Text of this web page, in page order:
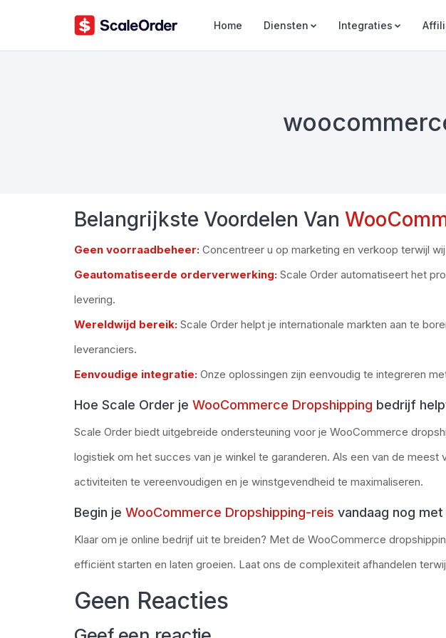
Home Diensten Integraties
Belangrijkste Voordelen Van
Geen voorraadbeheer: Concentreer u op marketing en verkoop terwijl
Geautomatiseerde orderverwerking: Scale Order automatiseert het
levering.
Wereldwijd bereik: Scale Order helpt je internationale markten aan te
leveranciers.
Eenvoudige integratie: Onze oplossingen zijn eenvoudig te integreren
Hoe Scale Order je WooCommerce Dropshipping bedrijf
Scale Order biedt uitgebreide ondersteuning voor je WooCommerce
logistiek om het succes van je winkel te garanderen. Als een van de
activiteiten te vereenvoudigen en je winstgevendheid te maximaliseren.
Begin je WooCommerce Dropshipping-reis vandaag nog
Klaar om je online bedrijf uit te breiden? Met de WooCommerce
efficiënt starten en laten groeien. Laat ons de complexiteit afhandelen
Geen Reacties